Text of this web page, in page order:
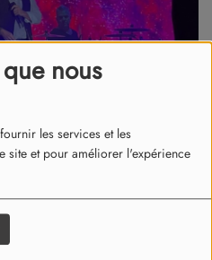
nous
les services et les
site et pour améliorer l'expérience
2000.